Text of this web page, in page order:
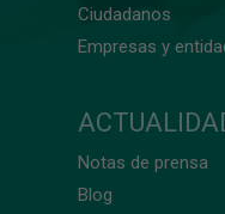
Ciudadanos
Empresas y
Notas de prensa
Blog